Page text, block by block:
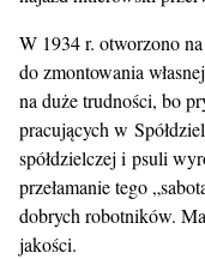
W 1934 r. otworzono
do zmontowania
na duże trudności, bo
pracujących w
spółdzielczej i psuli
przełamanie tego
dobrych robotników.
jakości.